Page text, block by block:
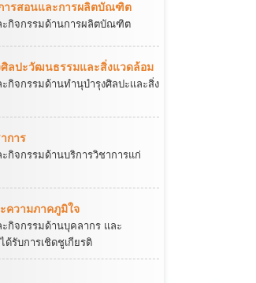
ารสอนและการผลิตบัณฑิต
ะกิจกรรมด้านการผลิตบัณฑิต
ลปะวัฒนธรรมและสิ่งแวดล้อม
กิจกรรมด้านทำนุบำรุงศิลปะและสิ่ง
การ
กิจกรรมด้านบริการวิชาการแก่
ความภาคภูมิใจ
ะกิจกรรมด้านบุคลากร และ
รับการเชิดชูเกียรติ